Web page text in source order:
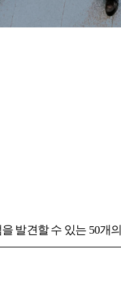
발견할 수 있는 50개